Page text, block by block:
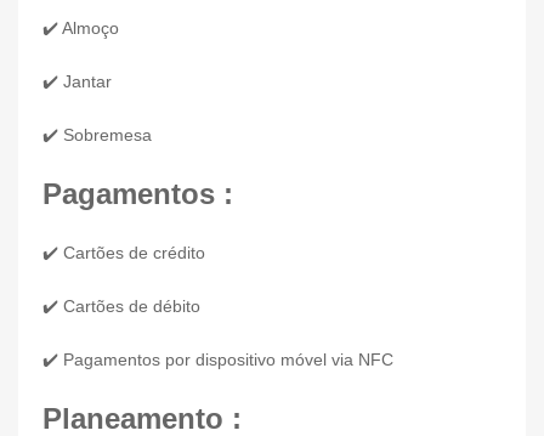
✔️ Almoço
✔️ Jantar
✔️ Sobremesa
Pagamentos :
✔️ Cartões de crédito
✔️ Cartões de débito
✔️ Pagamentos por dispositivo móvel via NFC
Planeamento :